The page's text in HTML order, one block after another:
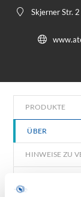
Skjerner Str.
PRODUKTE
ÜBER
HINWEISE ZU